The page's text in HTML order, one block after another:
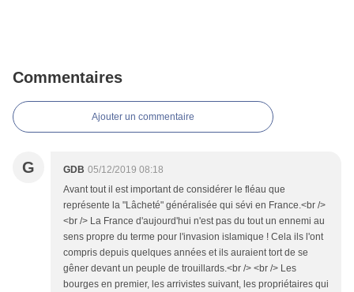
Commentaires
Ajouter un commentaire
G GDB 05/12/2019 08:18
Avant tout il est important de considérer le fléau que
représente la "Lâcheté" généralisée qui sévi en France.<br />
<br /> La France d'aujourd'hui n'est pas du tout un ennemi au
sens propre du terme pour l'invasion islamique ! Cela ils l'ont
compris depuis quelques années et ils auraient tort de se
gêner devant un peuple de trouillards.<br /> <br /> Les
bourges en premier, les arrivistes suivant, les propriétaires qui